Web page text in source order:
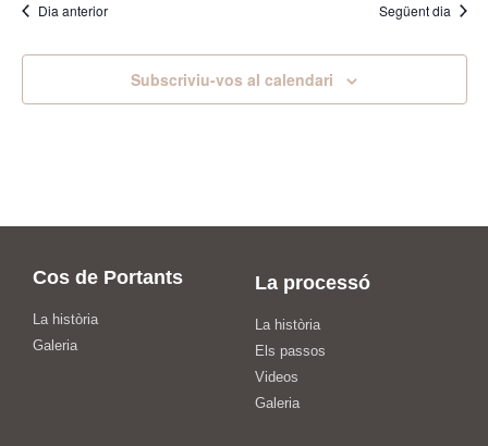
Dia anterior Següent dia
Subscriviu-vos al calendari
Cos de Portants
La història
Galeria
La processó
La història
Els passos
Videos
Galeria